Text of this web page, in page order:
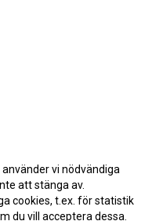
vi nödvändiga
att stänga av.
cookies, t.ex. för statistik
du vill acceptera dessa.